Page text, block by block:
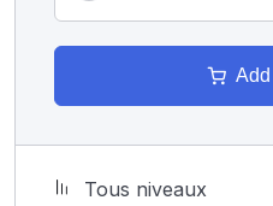
Tous niveaux